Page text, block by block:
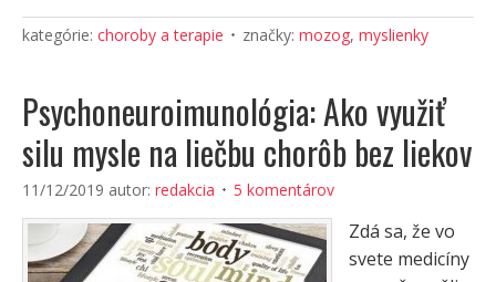
kategórie: choroby a terapie značky: mozog, myslienky
Psychoneuroimunológia: Ako využiť
silu mysle na liečbu chorôb bez liekov
11/12/2019 autor: redakcia 5 komentárov
Zdá sa, že vo
svete medicíny